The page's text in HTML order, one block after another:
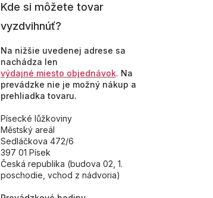
Kde si môžete tovar
vyzdvihnúť?
Na nižšie uvedenej adrese sa
nachádza len
výdajné miesto objednávok. Na
prevádzke nie je možný nákup a
prehliadka tovaru.
Písecké lůžkoviny
Městský areál
Sedláčkova 472/6
397 01 Písek
Česká republika (budova 02, 1.
poschodie, vchod z nádvoria)